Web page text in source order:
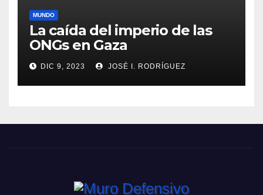
MUNDO
La caída del imperio de las
ONGs en Gaza
DIC 9, 2023 JOSÉ I. RODRÍGUEZ